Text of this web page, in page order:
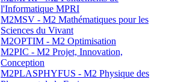
l'Informatique MPRI
M2MSV - M2 Mathématiques pour les
Sciences du Vivant
M2OPTIM - M2 Optimisation
M2PIC - M2 Projet, Innovation,
Conception
M2PLASPHYFUS - M2 Physique des